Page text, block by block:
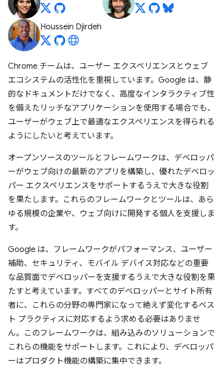
Houssein Djirdeh
Chrome チームは、ユーザー エクスペリエンスとウェブ
エコシステムの活性化を重視しています。Google は、静
的なドキュメントだけでなく、高度なインタラクティブ性
を備えたリッチなアプリケーションを使用する場合でも、
ユーザーがウェブ上で最適なエクスペリエンスを得られる
ようにしたいと考えています。
オープンソースのツールとフレームワークは、デベロッパ
ーがウェブ向けの最新のアプリを構築し、優れたデベロッ
パー エクスペリエンスをサポートするうえで大きな役割
を果たします。これらのフレームワークとツールは、あら
ゆる規模の企業や、ウェブ向けに開発する個人を支援しま
す。
Google は、フレームワークがパフォーマンス、ユーザー
補助、セキュリティ、モバイル デバイス対応などの重要
な品質面でデベロッパーを支援するうえで大きな役割を果
たすと考えています。すべてのデベロッパーとサイト所有
者に、これらの分野の専門家になって絶えず変化するベス
ト プラクティスに対応するよう求める必要はありませ
ん。このフレームワークは、組み込みのソリューションで
これらの機能をサポートします。これにより、デベロッパ
ーはプロダクト機能の構築に集中できます。